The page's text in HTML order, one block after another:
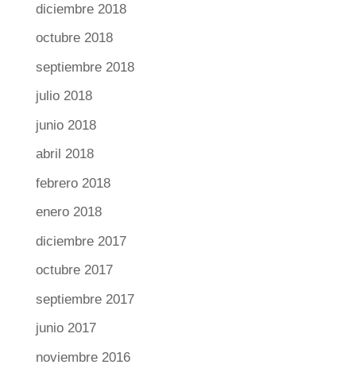
diciembre 2018
octubre 2018
septiembre 2018
julio 2018
junio 2018
abril 2018
febrero 2018
enero 2018
diciembre 2017
octubre 2017
septiembre 2017
junio 2017
noviembre 2016